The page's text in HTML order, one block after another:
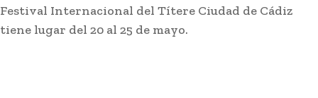
Festival Internacional del Títere Ciudad de Cádiz
tiene lugar del 20 al 25 de mayo.